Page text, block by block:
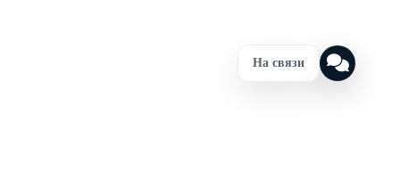
На связи